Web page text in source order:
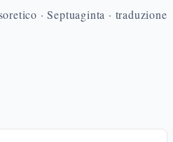
· Septuaginta · traduzione